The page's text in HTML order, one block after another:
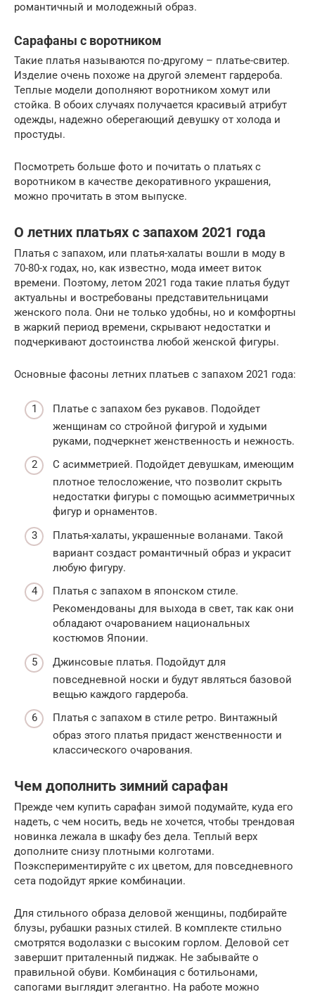
романтичный и молодежный образ.
Сарафаны с воротником
Такие платья называются по-другому – платье-свитер.
Изделие очень похоже на другой элемент гардероба.
Теплые модели дополняют воротником хомут или
стойка. В обоих случаях получается красивый атрибут
одежды, надежно оберегающий девушку от холода и
простуды.
Посмотреть больше фото и почитать о платьях с
воротником в качестве декоративного украшения,
можно прочитать в этом выпуске.
О летних платьях с запахом 2021 года
Платья с запахом, или платья-халаты вошли в моду в
70-80-х годах, но, как известно, мода имеет виток
времени. Поэтому, летом 2021 года такие платья будут
актуальны и востребованы представительницами
женского пола. Они не только удобны, но и комфортны
в жаркий период времени, скрывают недостатки и
подчеркивают достоинства любой женской фигуры.
Основные фасоны летних платьев с запахом 2021 года:
Платье с запахом без рукавов. Подойдет
женщинам со стройной фигурой и худыми
руками, подчеркнет женственность и нежность.
С асимметрией. Подойдет девушкам, имеющим
плотное телосложение, что позволит скрыть
недостатки фигуры с помощью асимметричных
фигур и орнаментов.
Платья-халаты, украшенные воланами. Такой
вариант создаст романтичный образ и украсит
любую фигуру.
Платья с запахом в японском стиле.
Рекомендованы для выхода в свет, так как они
обладают очарованием национальных
костюмов Японии.
Джинсовые платья. Подойдут для
повседневной носки и будут являться базовой
вещью каждого гардероба.
Платья с запахом в стиле ретро. Винтажный
образ этого платья придаст женственности и
классического очарования.
Чем дополнить зимний сарафан
Прежде чем купить сарафан зимой подумайте, куда его
надеть, с чем носить, ведь не хочется, чтобы трендовая
новинка лежала в шкафу без дела. Теплый верх
дополните снизу плотными колготами.
Поэкспериментируйте с их цветом, для повседневного
сета подойдут яркие комбинации.
Для стильного образа деловой женщины, подбирайте
блузы, рубашки разных стилей. В комплекте стильно
смотрятся водолазки с высоким горлом. Деловой сет
завершит приталенный пиджак. Не забывайте о
правильной обуви. Комбинация с ботильонами,
сапогами выглядит элегантно. На работе можно